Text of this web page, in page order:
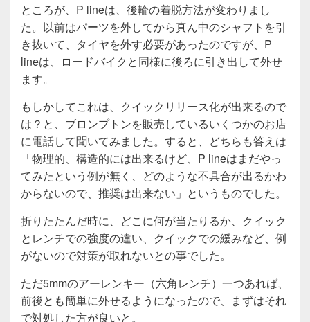
ところが、P lineは、後輪の着脱方法が変わりまし
た。以前はパーツを外してから真ん中のシャフトを引
き抜いて、タイヤを外す必要があったのですが、P
lineは、ロードバイクと同様に後ろに引き出して外せ
ます。
もしかしてこれは、クイックリリース化が出来るので
は？と、ブロンプトンを販売しているいくつかのお店
に電話して聞いてみました。すると、どちらも答えは
「物理的、構造的には出来るけど、P lineはまだやっ
てみたという例が無く、どのような不具合が出るかわ
からないので、推奨は出来ない」というものでした。
折りたたんだ時に、どこに何が当たりるか、クイック
とレンチでの強度の違い、クイックでの緩みなど、例
がないので対策が取れないとの事でした。
ただ5mmのアーレンキー（六角レンチ）一つあれば、
前後とも簡単に外せるようになったので、まずはそれ
で対処した方が良いと。